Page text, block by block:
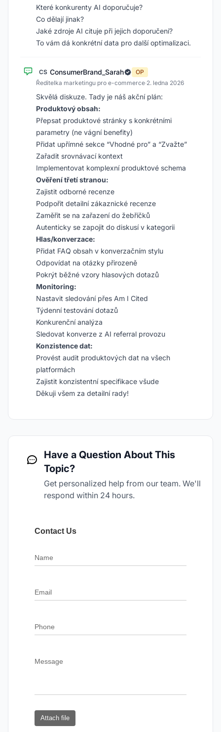
Které konkurenty AI doporučuje?
Co dělají jinak?
Jaké zdroje AI cituje při jejich doporučení?
To vám dá konkrétní data pro další optimalizaci.
CS ConsumerBrand_Sarah
OP
Ředitelka marketingu pro e-commerce·2. ledna 2026
Skvělá diskuze. Tady je náš akční plán:
Produktový obsah:
Přepsat produktové stránky s konkrétními
parametry (ne vágní benefity)
Přidat upřímné sekce “Vhodné pro” a “Zvažte”
Zařadit srovnávací kontext
Implementovat komplexní produktové schema
Ověření třetí stranou:
Zajistit odborné recenze
Podpořit detailní zákaznické recenze
Zaměřit se na zařazení do žebříčků
Autenticky se zapojit do diskusí v kategorii
Hlas/konverzace:
Přidat FAQ obsah v konverzačním stylu
Odpovídat na otázky přirozeně
Pokrýt běžné vzory hlasových dotazů
Monitoring:
Nastavit sledování přes Am I Cited
Týdenní testování dotazů
Konkurenční analýza
Sledovat konverze z AI referral provozu
Konzistence dat:
Provést audit produktových dat na všech
platformách
Zajistit konzistentní specifikace všude
Děkuji všem za detailní rady!
Have a Question About This
Topic?
Get personalized help from our team. We'll
respond within 24 hours.